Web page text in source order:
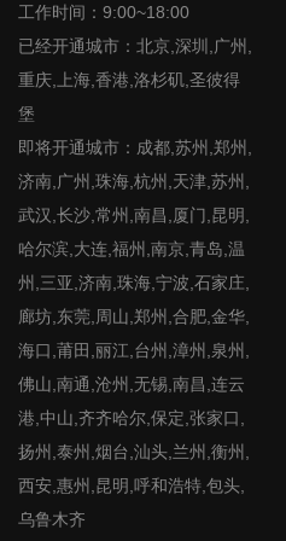
工作时间：9:00~18:00
已经开通城市：北京,深圳,广州,
重庆,上海,香港,洛杉矶,圣彼得
堡
即将开通城市：成都,苏州,郑州,
济南,广州,珠海,杭州,天津,苏州,
武汉,长沙,常州,南昌,厦门,昆明,
哈尔滨,大连,福州,南京,青岛,温
州,三亚,济南,珠海,宁波,石家庄,
廊坊,东莞,周山,郑州,合肥,金华,
海口,莆田,丽江,台州,漳州,泉州,
佛山,南通,沧州,无锡,南昌,连云
港,中山,齐齐哈尔,保定,张家口,
扬州,泰州,烟台,汕头,兰州,衡州,
西安,惠州,昆明,呼和浩特,包头,
乌鲁木齐